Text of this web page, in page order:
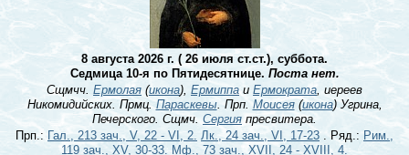
8 августа 2026 г. ( 26 июля ст.ст.), суббота.
Седмица 10-я по Пятидесятнице. Поста нет.
Сщмчч. Ермолая (икона), Ермиппаи Ермократа, иереев
Никомидийских. Прмц.Параскевы. Прп. Моисея(икона) Угрина,
Печерского. Сщмч. Сергия пресвитера.
Прп.: Гал., 213 зач., V, 22 - VI, 2. Лк., 24 зач., VI, 17-23 . Ряд.: Рим.,
119 зач., XV, 30-33. Мф., 73 зач., XVII, 24 - XVIII, 4.